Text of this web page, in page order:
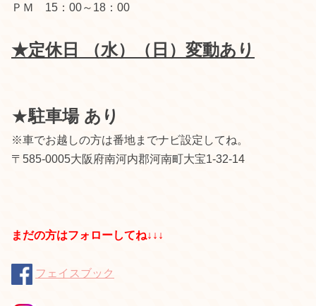
ＰＭ 15：00～18：00
★定休日 （水）（日）変動あり
★駐車場 あり
※車でお越しの方は番地までナビ設定してね。
〒585-0005大阪府南河内郡河南町大宝1-32-14
まだの方はフォローしてね↓↓↓
フェイスブック